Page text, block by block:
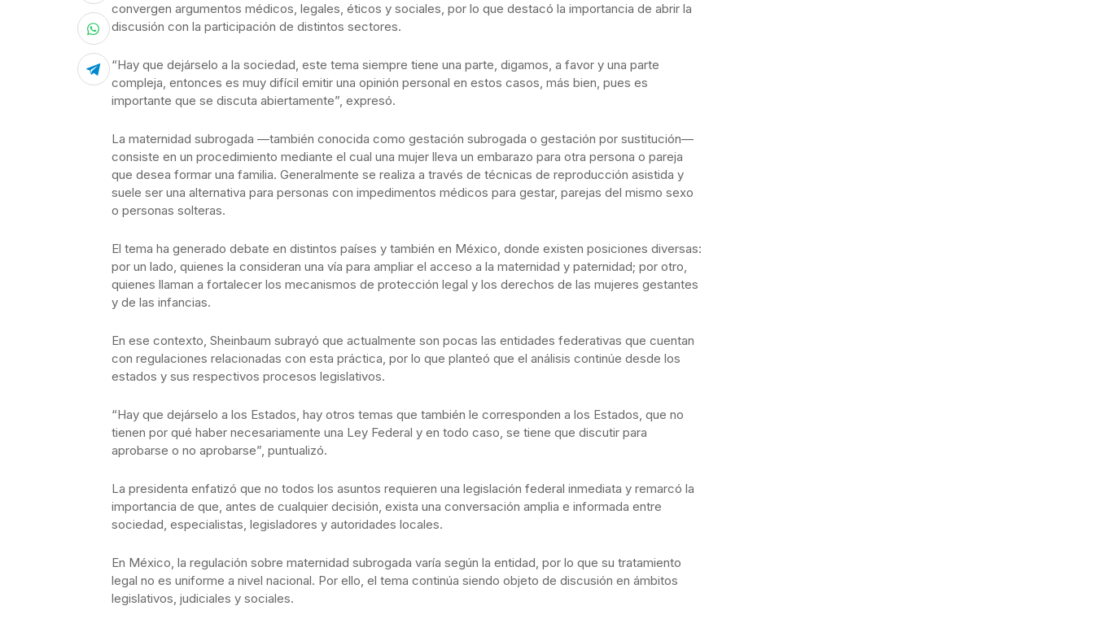
convergen argumentos médicos, legales, éticos y sociales, por lo que destacó la importancia de abrir la
discusión con la participación de distintos sectores.
“Hay que dejárselo a la sociedad, este tema siempre tiene una parte, digamos, a favor y una parte
compleja, entonces es muy difícil emitir una opinión personal en estos casos, más bien, pues es
importante que se discuta abiertamente”, expresó.
La maternidad subrogada —también conocida como gestación subrogada o gestación por sustitución—
consiste en un procedimiento mediante el cual una mujer lleva un embarazo para otra persona o pareja
que desea formar una familia. Generalmente se realiza a través de técnicas de reproducción asistida y
suele ser una alternativa para personas con impedimentos médicos para gestar, parejas del mismo sexo
o personas solteras.
El tema ha generado debate en distintos países y también en México, donde existen posiciones diversas:
por un lado, quienes la consideran una vía para ampliar el acceso a la maternidad y paternidad; por otro,
quienes llaman a fortalecer los mecanismos de protección legal y los derechos de las mujeres gestantes
y de las infancias.
En ese contexto, Sheinbaum subrayó que actualmente son pocas las entidades federativas que cuentan
con regulaciones relacionadas con esta práctica, por lo que planteó que el análisis continúe desde los
estados y sus respectivos procesos legislativos.
“Hay que dejárselo a los Estados, hay otros temas que también le corresponden a los Estados, que no
tienen por qué haber necesariamente una Ley Federal y en todo caso, se tiene que discutir para
aprobarse o no aprobarse”, puntualizó.
La presidenta enfatizó que no todos los asuntos requieren una legislación federal inmediata y remarcó la
importancia de que, antes de cualquier decisión, exista una conversación amplia e informada entre
sociedad, especialistas, legisladores y autoridades locales.
En México, la regulación sobre maternidad subrogada varía según la entidad, por lo que su tratamiento
legal no es uniforme a nivel nacional. Por ello, el tema continúa siendo objeto de discusión en ámbitos
legislativos, judiciales y sociales.